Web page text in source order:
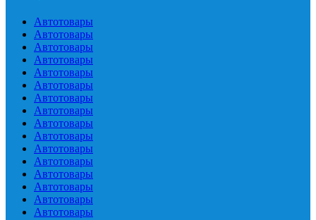
Автотовары
Автотовары
Автотовары
Автотовары
Автотовары
Автотовары
Автотовары
Автотовары
Автотовары
Автотовары
Автотовары
Автотовары
Автотовары
Автотовары
Автотовары
Автотовары